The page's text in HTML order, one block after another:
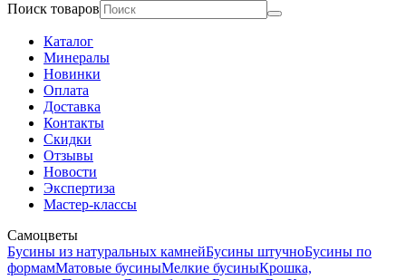
Поиск товаров
Каталог
Минералы
Новинки
Оплата
Доставка
Контакты
Скидки
Отзывы
Новости
Экспертиза
Мастер-классы
Самоцветы
Бусины из натуральных камнейБусины штучноБусины по
формамМатовые бусиныМелкие бусиныКрошка,